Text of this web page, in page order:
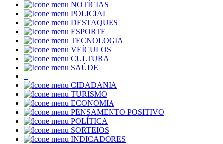
NOTÍCIAS
POLICIAL
DESTAQUES
ESPORTE
TECNOLOGIA
VEÍCULOS
CULTURA
SAÚDE
+
CIDADANIA
TURISMO
ECONOMIA
PENSAMENTO POSITIVO
POLÍTICA
SORTEIOS
INDICADORES